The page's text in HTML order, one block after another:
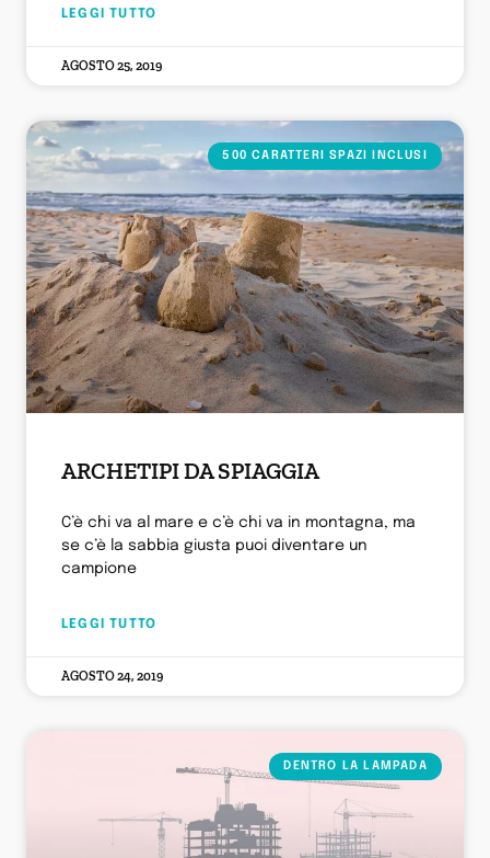
LEGGI TUTTO
AGOSTO 25, 2019
500 CARATTERI SPAZI INCLUSI
ARCHETIPI DA SPIAGGIA
C’è chi va al mare e c’è chi va in montagna, ma
se c’è la sabbia giusta puoi diventare un
campione
LEGGI TUTTO
AGOSTO 24, 2019
DENTRO LA LAMPADA